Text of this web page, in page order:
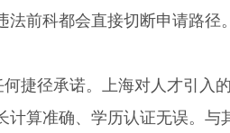
前科都会直接切断申请路径
捷径承诺。上海对人才引入
算准确、学历认证无误。与